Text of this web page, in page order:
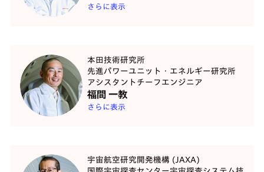
さらに表示
本田技術研究所
先進パワーユニット・エネルギー研究所
アシスタントチーフエンジニア
福間 一教
さらに表示
宇宙航空研究開発機構 (JAXA)